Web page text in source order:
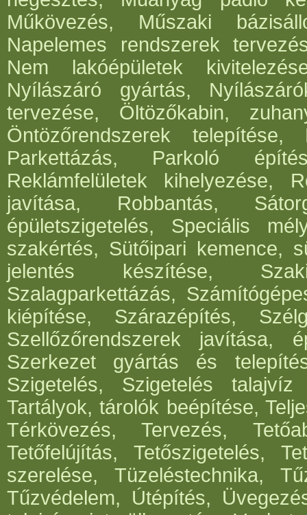
Műkövezés, Műszaki
Napelemes rendszerek
Nem lakóépületek
Nyílászáró gyártás,
tervezése, Öltözőkabin,
Öntözőrendszerek
Parkettázás, Parkoló
Reklámfelületek kihelyezése,
javítása, Robbantás,
épületszigetelés, Speciális
szakértés, Sütőipari kemence,
jelentés készítése,
Szalagparkettázás,
kiépítése, Szárazépítés,
Szellőzőrendszerek javítása,
Szerkezet gyártás és
Szigetelés, Szigetelés
Tartályok, tárolók beépítése,
Térkövezés, Tervezés,
Tetőfelújítás, Tetőszigetelés,
szerelése, Tüzeléstechnika,
Tűzvédelem, Útépítés,